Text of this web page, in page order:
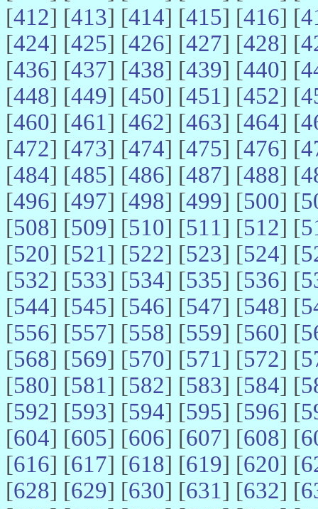
[412] [413] [414] [415] [416] [
[424] [425] [426] [427] [428] [
[436] [437] [438] [439] [440] [
[448] [449] [450] [451] [452] [
[460] [461] [462] [463] [464] [
[472] [473] [474] [475] [476] [
[484] [485] [486] [487] [488] [
[496] [497] [498] [499] [500] [
[508] [509] [510] [511] [512] [
[520] [521] [522] [523] [524] [
[532] [533] [534] [535] [536] [
[544] [545] [546] [547] [548] [
[556] [557] [558] [559] [560] [
[568] [569] [570] [571] [572] [
[580] [581] [582] [583] [584] [
[592] [593] [594] [595] [596] [
[604] [605] [606] [607] [608] [
[616] [617] [618] [619] [620] [
[628] [629] [630] [631] [632] [